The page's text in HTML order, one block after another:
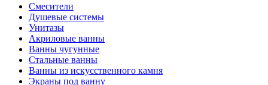
Смесители
Душевые системы
Унитазы
Акриловые ванны
Ванны чугунные
Стальные ванны
Ванны из искусственного камня
Экраны под ванну